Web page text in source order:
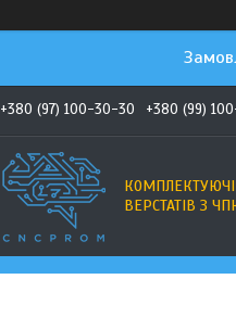
+380 (97) 100-30-30 +380 (99)
ВЕРСТАТІВ З